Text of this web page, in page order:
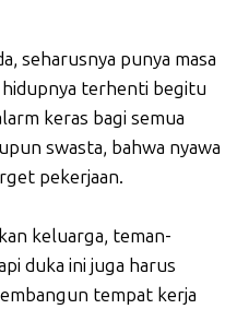
seharusnya punya masa
hidupnya terhenti begitu
keras bagi semua
swasta, bahwa nyawa
pekerjaan.
keluarga, teman-
duka ini juga harus
tempat kerja